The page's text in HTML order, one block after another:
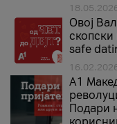
Овој
скопски
safe
А1
Подари